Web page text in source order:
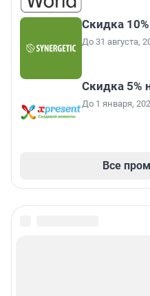
Скидка
До 31 августа,
Скидка 5%
До 1 января,
Все